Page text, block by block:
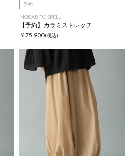
予約
MORABITO SPELL
【予約】カラミストレッチ
￥75,900(税込)